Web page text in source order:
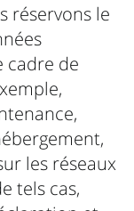
réservons le
cadre de
les réseaux
tels cas,